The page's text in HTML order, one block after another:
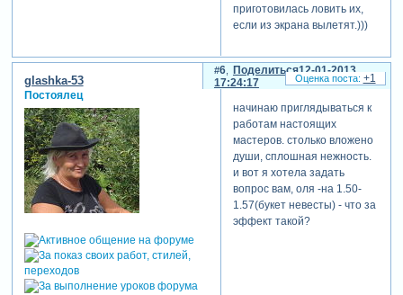
приготовилась ловить их,
если из экрана вылетят.)))
Поделиться
6
12-01-2013
17:24:17
glashka-53
Постоялец
начинаю приглядываться к
работам настоящих
мастеров. столько вложено
души, сплошная нежность.
и вот я хотела задать
вопрос вам, оля -на 1.50-
1.57(букет невесты) - что за
эффект такой?
+1